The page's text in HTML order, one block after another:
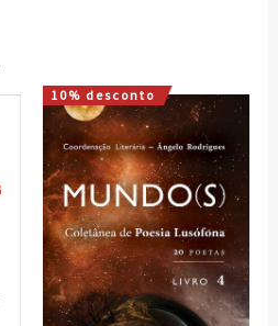
10% desconto
O
preço
original
era:
13,50 €.
O
preço
atual
é:
12,15 €.